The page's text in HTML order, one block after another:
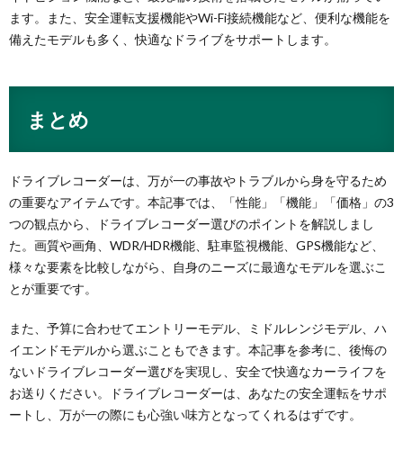
ます。また、安全運転支援機能やWi-Fi接続機能など、便利な機能を
備えたモデルも多く、快適なドライブをサポートします。
まとめ
ドライブレコーダーは、万が一の事故やトラブルから身を守るため
の重要なアイテムです。本記事では、「性能」「機能」「価格」の3
つの観点から、ドライブレコーダー選びのポイントを解説しまし
た。画質や画角、WDR/HDR機能、駐車監視機能、GPS機能など、
様々な要素を比較しながら、自身のニーズに最適なモデルを選ぶこ
とが重要です。
また、予算に合わせてエントリーモデル、ミドルレンジモデル、ハ
イエンドモデルから選ぶこともできます。本記事を参考に、後悔の
ないドライブレコーダー選びを実現し、安全で快適なカーライフを
お送りください。ドライブレコーダーは、あなたの安全運転をサポ
ートし、万が一の際にも心強い味方となってくれるはずです。